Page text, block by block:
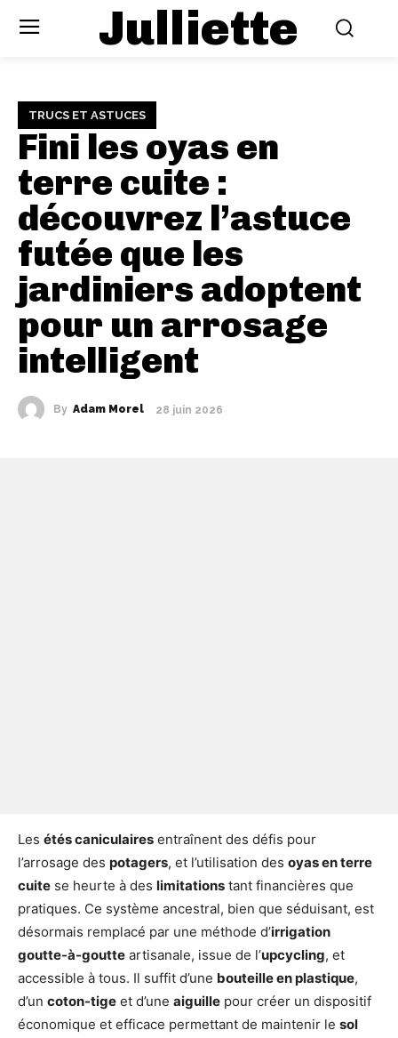
Julliette
TRUCS ET ASTUCES
Fini les oyas en
terre cuite :
découvrez l’astuce
futée que les
jardiniers adoptent
pour un arrosage
intelligent
By Adam Morel 28 juin 2026
Les étés caniculaires entraînent des défis pour
l’arrosage des potagers, et l’utilisation des oyas en terre
cuite se heurte à des limitations tant financières que
pratiques. Ce système ancestral, bien que séduisant, est
désormais remplacé par une méthode d’irrigation
goutte-à-goutte artisanale, issue de l’upcycling, et
accessible à tous. Il suffit d’une bouteille en plastique,
d’un coton-tige et d’une aiguille pour créer un dispositif
économique et efficace permettant de maintenir le sol